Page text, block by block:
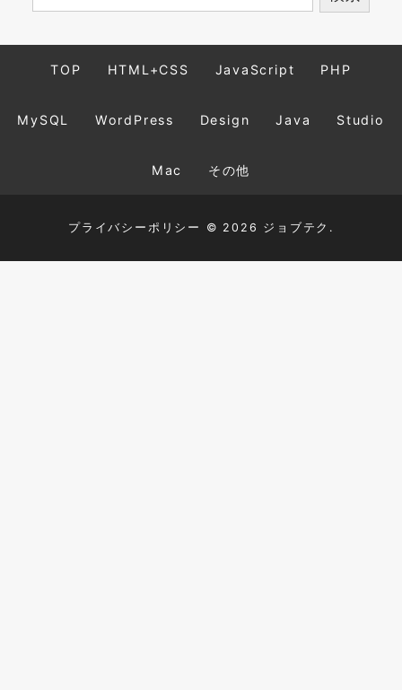
TOP HTML+CSS JavaScript PHP
MySQL WordPress Design Java Studio
Mac その他
プライバシーポリシー © 2026 ジョブテク.